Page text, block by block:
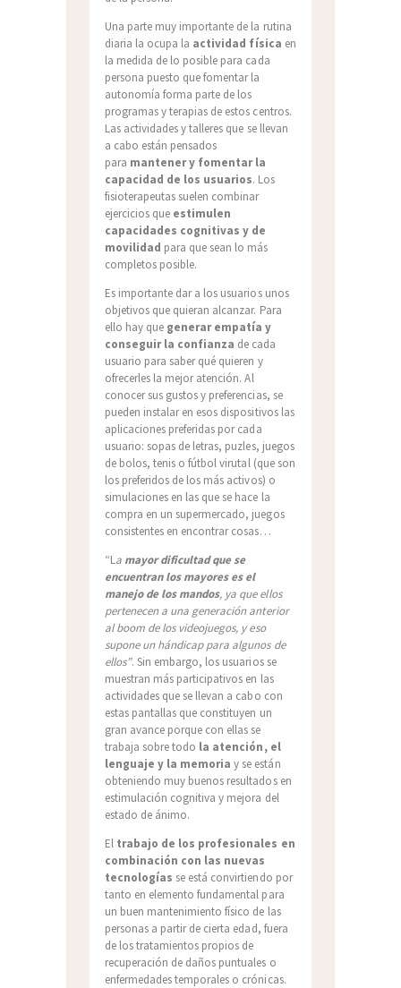
Una parte muy importante de la rutina
diaria la ocupa la actividad física en
la medida de lo posible para cada
persona puesto que fomentar la
autonomía forma parte de los
programas y terapias de estos centros.
Las actividades y talleres que se llevan
a cabo están pensados
para mantener y fomentar la
capacidad de los usuarios. Los
fisioterapeutas suelen combinar
ejercicios que estimulen
capacidades cognitivas y de
movilidad para que sean lo más
completos posible.
Es importante dar a los usuarios unos
objetivos que quieran alcanzar. Para
ello hay que generar empatía y
conseguir la confianza de cada
usuario para saber qué quieren y
ofrecerles la mejor atención. Al
conocer sus gustos y preferencias, se
pueden instalar en esos dispositivos las
aplicaciones preferidas por cada
usuario: sopas de letras, puzles, juegos
de bolos, tenis o fútbol virutal (que son
los preferidos de los más activos) o
simulaciones en las que se hace la
compra en un supermercado, juegos
consistentes en encontrar cosas…
“La mayor dificultad que se
encuentran los mayores es el
manejo de los mandos, ya que ellos
pertenecen a una generación anterior
al boom de los videojuegos, y eso
supone un hándicap para algunos de
ellos”. Sin embargo, los usuarios se
muestran más participativos en las
actividades que se llevan a cabo con
estas pantallas que constituyen un
gran avance porque con ellas se
trabaja sobre todo la atención, el
lenguaje y la memoria y se están
obteniendo muy buenos resultados en
estimulación cognitiva y mejora del
estado de ánimo.
El trabajo de los profesionales en
combinación con las nuevas
tecnologías se está convirtiendo por
tanto en elemento fundamental para
un buen mantenimiento físico de las
personas a partir de cierta edad, fuera
de los tratamientos propios de
recuperación de daños puntuales o
enfermedades temporales o crónicas.